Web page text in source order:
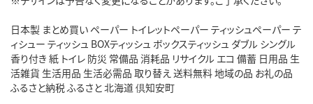
日本製 まとめ買い ペーパー トイレットペーパー ティッシュペーパー テ
ィシュー ティッシュ BOXティッシュ ボックスティッシュ ダブル シングル
香り付き 紙 トイレ 防災 常備品 消耗品 リサイクル エコ 備蓄 日用品 生
活雑貨 生活用品 生活必需品 取り替え 送料無料 地域の品 お礼の品
ふるさと納税 ふるさと 北海道 倶知安町